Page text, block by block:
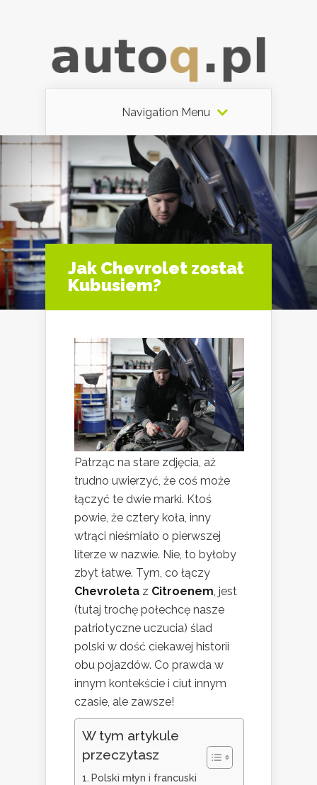
Navigation Menu
Jak Chevrolet został
Kubusiem?
Patrząc na stare zdjęcia, aż
trudno uwierzyć, że coś może
łączyć te dwie marki. Ktoś
powie, że cztery koła, inny
wtrąci nieśmiało o pierwszej
literze w nazwie. Nie, to byłoby
zbyt łatwe. Tym, co łączy
Chevroleta z Citroenem, jest
(tutaj trochę połechcę nasze
patriotyczne uczucia) ślad
polski w dość ciekawej historii
obu pojazdów. Co prawda w
innym kontekście i ciut innym
czasie, ale zawsze!
W tym artykule
przeczytasz
Polski młyn i francuski